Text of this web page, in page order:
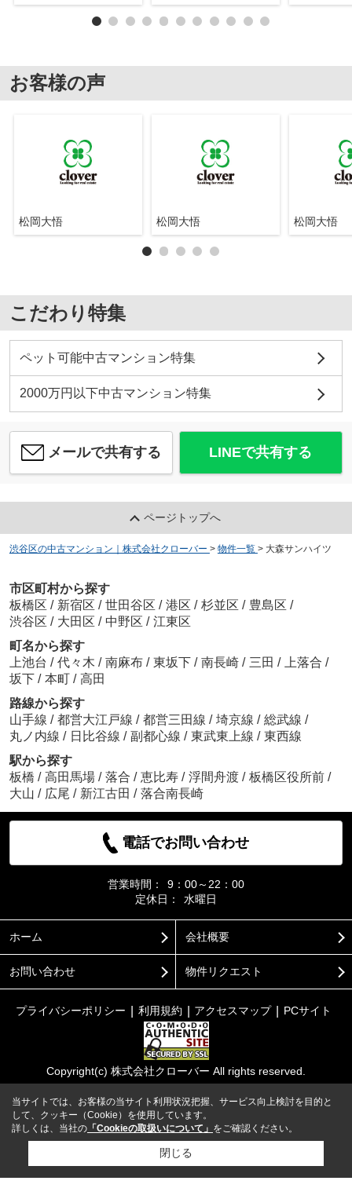
お客様の声
松岡大悟 松岡大悟 松岡大悟
こだわり特集
ペット可能中古マンション特集
2000万円以下中古マンション特集
メールで共有する LINEで共有する
ページトップへ
渋谷区の中古マンション｜株式会社クローバー > 物件一覧 > 大森サンハイツ
市区町村から探す
板橋区 / 新宿区 / 世田谷区 / 港区 / 杉並区 / 豊島区 /
渋谷区 / 大田区 / 中野区 / 江東区
町名から探す
上池台 / 代々木 / 南麻布 / 東坂下 / 南長崎 / 三田 / 上落合 /
坂下 / 本町 / 高田
路線から探す
山手線 / 都営大江戸線 / 都営三田線 / 埼京線 / 総武線 /
丸ノ内線 / 日比谷線 / 副都心線 / 東武東上線 / 東西線
駅から探す
板橋 / 高田馬場 / 落合 / 恵比寿 / 浮間舟渡 / 板橋区役所前 /
大山 / 広尾 / 新江古田 / 落合南長崎
電話でお問い合わせ
営業時間：
9：00～22：00
定休日：
水曜日
ホーム 会社概要
お問い合わせ 物件リクエスト
プライバシーポリシー 利用規約 アクセスマップ PCサイト
Copyright(c) 株式会社クローバー All rights reserved.
当サイトでは、お客様の当サイト利用状況把握、サービス向上検討を目的と
して、クッキー（Cookie）を使用しています。
詳しくは、当社の 「Cookieの取扱いについて」 をご確認ください。
閉じる